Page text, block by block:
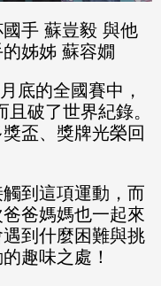
手 蘇豈毅 與他
姊姊 蘇容嫺
底的全國賽中，
破了世界紀錄。
盃、獎牌光榮回
到這項運動，而
爸媽媽也一起來
到什麼困難與挑
趣味之處！